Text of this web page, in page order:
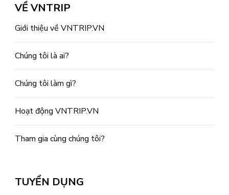
VỀ VNTRIP
Giới thiệu về VNTRIP.VN
Chúng tôi là ai?
Chúng tôi làm gì?
Hoạt động VNTRIP.VN
Tham gia cùng chúng tôi?
TUYỂN DỤNG